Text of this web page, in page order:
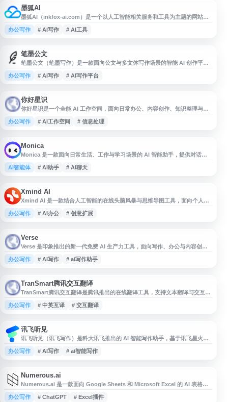
墨狐AI
墨狐AI（inkfox-ai.com）是一个以人工智能相关服务和工具为主题的网站，
面向关注 AI 应用、效率提升与智能创作的用户。网站名称突出 AI 属性，适合
用于导航站中“AI工具”“智能办公”“内容创作”等分类收录，便于用户快速发
办公写作 # AI写作 # AI工具
笔墨公文
笔墨公文（笔墨写作）是一款面向公文与多文体写作场景的智能 AI 创作平
台，提供写作生成、校对、润色、资料库和模板等服务。平台适用于公职人
员、事业单位、国企、医院、学校等用户，支持述职报告、工作总结、心得体
办公写作 # AI写作 # AI写作平台
你好星识
你好星识是一个全能 AI 工作空间，面向日常办公、内容创作、知识整理与效
率提升等场景，提供基于人工智能的多功能辅助服务。用户可通过该平台进行
信息处理、文本生成、思路梳理等工作，适合希望借助 AI 提升工作流效率的
办公写作 # AI工作空间 # 信息处理
Monica
Monica 是一款面向日常生活、工作与学习场景的 AI 智能助手，提供对话问
答、信息整理、写作辅助和个性化建议等功能。其特点是具备记忆能力，可根
据用户偏好和历史交流提供更贴合需求的支持，帮助提升任务处理、内容创作
AI智能体 # AI助手 # AI聊天
Xmind AI
Xmind AI 是一款结合人工智能的在线头脑风暴与思维导图工具，面向个人创
作者、学生、团队和知识工作者，帮助用户进行想法生成、内容整理、结构梳
理与创意扩展。平台提供智能辅助功能，可用于快速构建思维导图、优化思路
办公写作 # AI办公 # 创意扩展
Verse
Verse 是印象推出的新一代免费 AI 生产力工具，面向写作、办公与内容创作
场景，提供灵感生成、文章一键生成、文件分析等功能。平台支持会议纪要、
公文假条、小说作文、日报、新闻稿、广告文案等多类型内容智能生成，适合
办公写作 # AI写作 # ai写作助手
TranSmart腾讯交互翻译
TranSmart腾讯交互翻译是腾讯推出的在线翻译工具，支持文本翻译与交互式
翻译体验，面向日常沟通、学习办公和跨语言内容理解等场景。用户可通过网
页直接使用中英等语言互译服务，辅助提升阅读、写作和信息获取效率。
办公写作 # 中英互译 # 交互翻译
讯飞听见
讯飞听见（讯飞写作）是科大讯飞推出的 AI 智能写作助手，基于讯飞星火大
模型提供多场景文本生成与优化服务。平台支持会议纪要、公文写作、工作总
结、工作汇报、心得体会、新闻稿、面试自我介绍、朋友圈文案、改写润色、
办公写作 # AI写作 # ai智能写作
Numerous.ai
Numerous.ai 是一款面向 Google Sheets 和 Microsoft Excel 的 AI 表格插
件，将 ChatGPT 能力集成到电子表格中，帮助用户在表格内进行文本生成、
数据整理、分类、公式辅助和批量处理等操作，适用于内容处理、运营分析、
办公写作 # ChatGPT # Excel插件